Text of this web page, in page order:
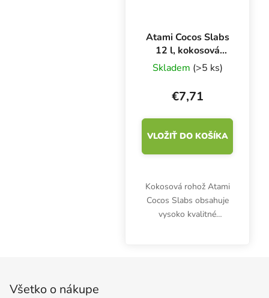
Atami Cocos Slabs
12 l, kokosová
rohož
Skladem (>5 ks)
€7,71
VLOŽIŤ DO KOŠÍKA
Kokosová rohož Atami
Cocos Slabs obsahuje
vysoko kvalitné
Všetko o nákupe